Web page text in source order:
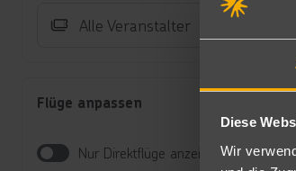
Diese
Wir
Alle Veranstalter
Flüge anpassen
Nur Direktflüge anzeigen